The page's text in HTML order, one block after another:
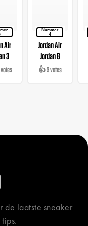
Air
3
Nummer
4
Jordan Air
Jordan 8
👍 3 votes
de laatste sneaker